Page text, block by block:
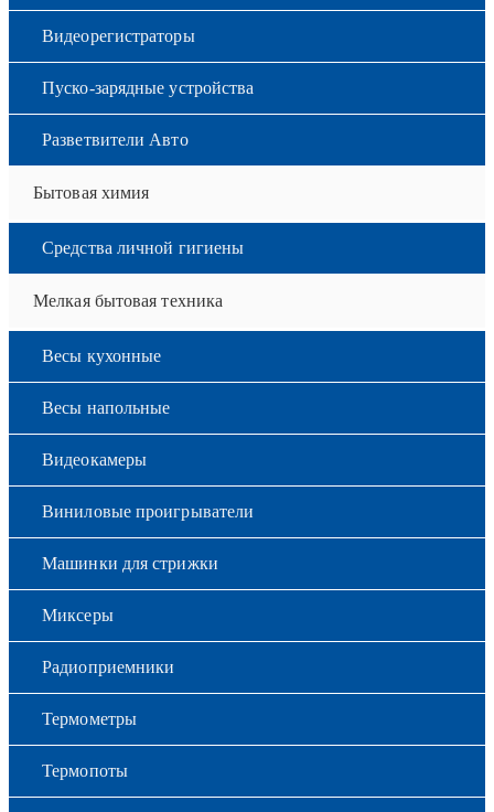
Видеорегистраторы
Пуско-зарядные устройства
Разветвители Авто
Бытовая химия
Средства личной гигиены
Мелкая бытовая техника
Весы кухонные
Весы напольные
Видеокамеры
Виниловые проигрыватели
Машинки для стрижки
Миксеры
Радиоприемники
Термометры
Термопоты